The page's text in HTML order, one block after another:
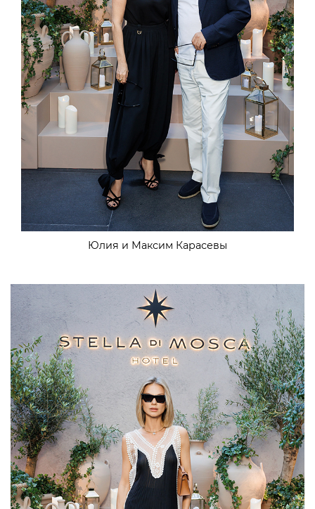
Юлия и Максим Карасевы